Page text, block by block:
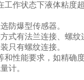
作状态下液体粘度
防爆型传感器。
式有法兰连接、螺
只有螺纹连接。
性能要求，如精确
计。